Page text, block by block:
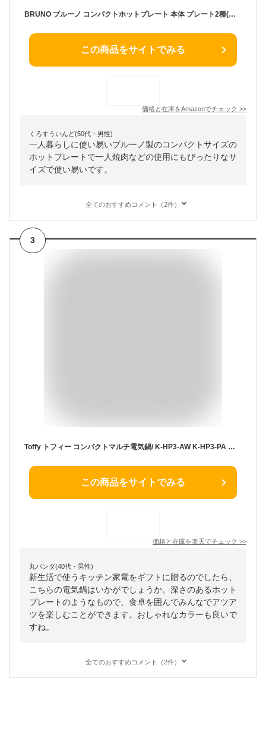
BRUNO ブルーノ コンパクトホットプレート 本体 プレート2種(たこ焼き 平面) ネイビー Navy 紺 おしゃれ かわいい これ1台 蓋 ふた付き 1200w 温度調節 洗いやすい 1人 2人 3人用 小型 小さいサイズ 少人数用 ひとり暮らしにも プレゼント ギフト 贈り物 BOE021-NV
この商品をサイトでみる
価格と在庫をAmazonでチェック >>
くろすういんど(50代・男性)
一人暮らしに使い易いブルーノ製のコンパクトサイズの
ホットプレートで一人焼肉などの使用にもぴったりなサ
イズで使い易いです。
全てのおすすめコメント（2件）
3
Toffy トフィー コンパクトマルチ電気鍋/ K-HP3-AW K-HP3-PA 送料無料 電気鍋 一人用 ギフト レトロデザイン おしゃれ レトロ家電 ladonna ラドンナ キッチン家電 調理家電 （あす楽） 母の日 プレゼント
この商品をサイトでみる
価格と在庫を楽天でチェック >>
丸パンダ(40代・男性)
新生活で使うキッチン家電をギフトに贈るのでしたら、
こちらの電気鍋はいかがでしょうか。深さのあるホット
プレートのようなもので、食卓を囲んでみんなでアツア
ツを楽しむことができます。おしゃれなカラーも良いで
すね。
全てのおすすめコメント（2件）